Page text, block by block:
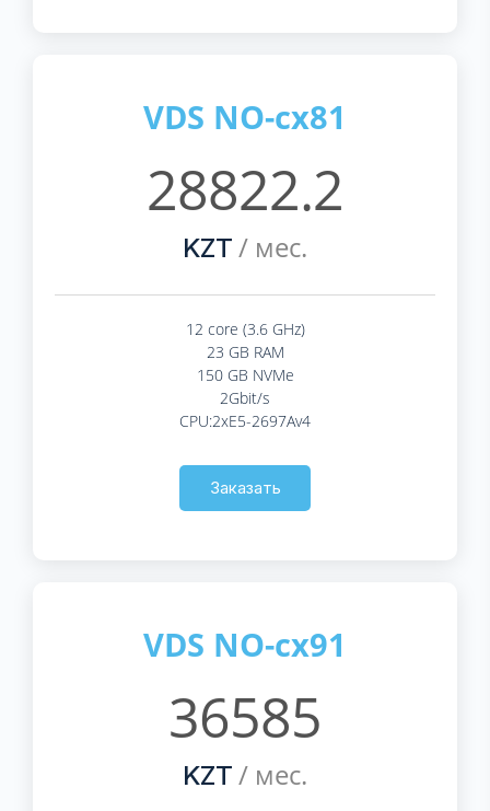
VDS NO-cx81
28822.2
KZT / мес.
12 core (3.6 GHz)
23 GB RAM
150 GB NVMe
2Gbit/s
CPU:2xE5-2697Av4
Заказать
VDS NO-cx91
36585
KZT / мес.